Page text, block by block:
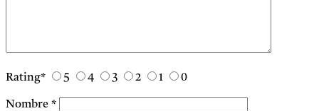
Rating* 5 4 3 2 1 0
Nombre *